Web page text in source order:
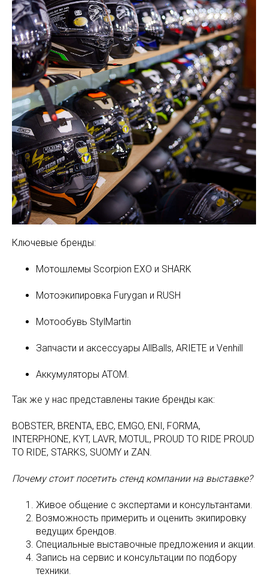
Ключевые бренды:
Мотошлемы Scorpion EXO и SHARK
Мотоэкипировка Furygan и RUSH
Мотообувь StylMartin
Запчасти и аксессуары AllBalls, ARIETE и Venhill
Аккумуляторы ATOM.
Так же у нас представлены такие бренды как:
BOBSTER, BRENTA, EBC, EMGO, ENI, FORMA,
INTERPHONE, KYT, LAVR, MOTUL, PROUD TO RIDE PROUD
TO RIDE, STARKS, SUOMY и ZAN.
Почему стоит посетить стенд компании на выставке?
Живое общение с экспертами и консультантами.
Возможность примерить и оценить экипировку
ведущих брендов.
Специальные выставочные предложения и акции.
Запись на сервис и консультации по подбору
техники.